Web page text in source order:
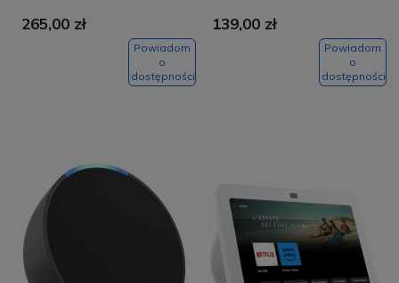
265,00 zł
Powiadom
o
dostępności
139,00 zł
Powiadom
o
dostępności